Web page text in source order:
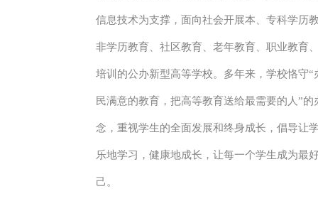
信息技术为支撑，面向社会开展本、专科学历
非学历教育、社区教育、老年教育、职业教育
培训的公办新型高等学校。 多年来，学校恪守“
民满意的教育，把高等教育送给最需要的人”的
念，重视学生的全面发展和终身成长，倡导让
乐地学习，健康地成长，让每一个学生成为最
己。